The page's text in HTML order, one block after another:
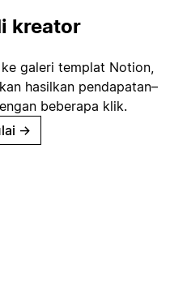
kreator
galeri templat Notion,
hasilkan pendapatan–
beberapa klik.
→